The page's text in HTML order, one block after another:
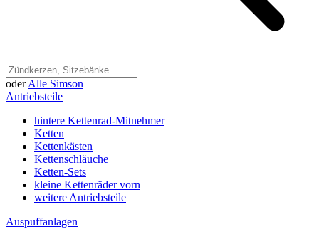
oder Alle Simson
Antriebsteile
hintere Kettenrad-Mitnehmer
Ketten
Kettenkästen
Kettenschläuche
Ketten-Sets
kleine Kettenräder vorn
weitere Antriebsteile
Auspuffanlagen